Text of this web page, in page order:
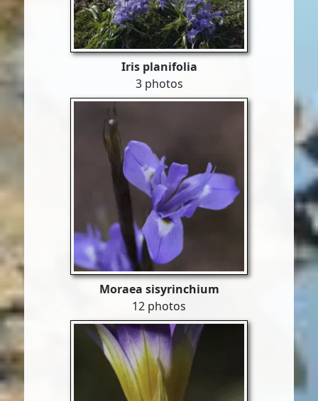
Iris planifolia
3 photos
Moraea sisyrinchium
12 photos